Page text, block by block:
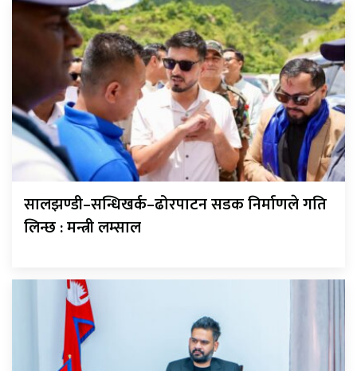
सालझण्डी–सन्धिखर्क–ढोरपाटन सडक निर्माणले गति
लिन्छ : मन्त्री लम्साल